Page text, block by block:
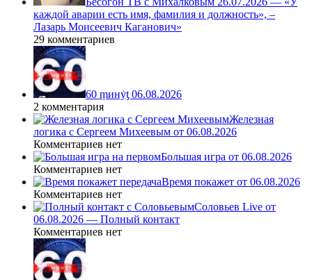
каждой аварии есть имя, фамилия и должность», –
Лазарь Моисеевич Каганович»
29 комментариев
60 ṃинẏƫ 06.08.2026
2 комментария
Железная
логика с Сергеем Михеевым от 06.08.2026
Комментариев нет
Большая игра от 06.08.2026
Комментариев нет
Время покажет от 06.08.2026
Комментариев нет
Соловьев Live от
06.08.2026 — Полный контакт
Комментариев нет